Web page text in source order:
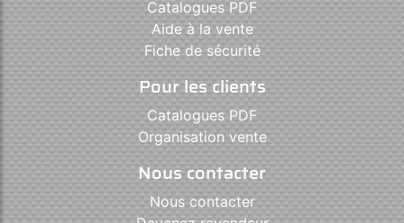
Catalogues PDF
Aide à la vente
Fiche de sécurité
Pour les clients
Catalogues PDF
Organisation vente
Nous contacter
Nous contacter